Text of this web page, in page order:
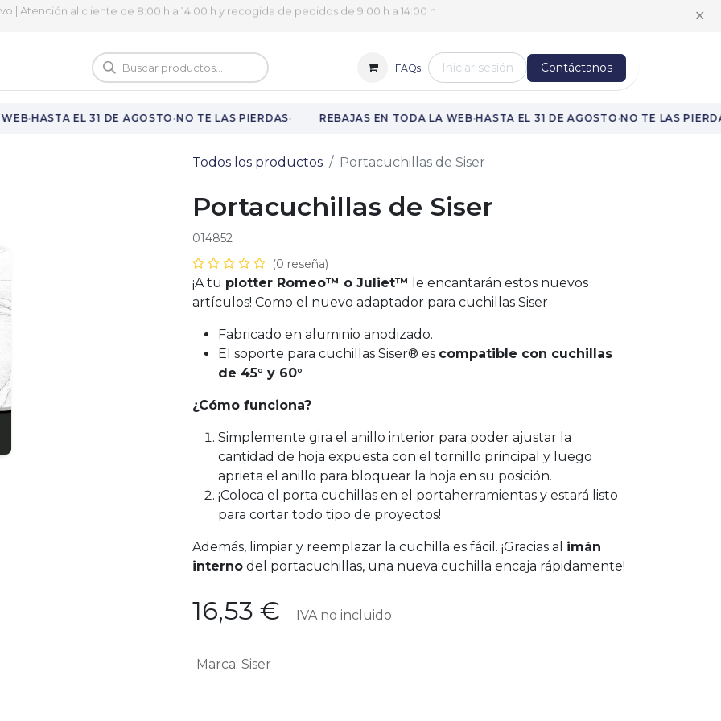
| Atención al cliente de 8:00 h a 14:00 h y recogida de pedidos de 9:00 h a 14:00 h ✕
Vuelta al cole FAQs Iniciar sesión Contáctanos
·HASTA EL 31 DE AGOSTO·NO TE LAS PIERDAS· REBAJAS EN TODA LA WEB·HASTA EL 31 DE AGOSTO·NO TE LAS
Todos los productos Portacuchillas de Siser
Portacuchillas de Siser
014852
(0 reseña)
¡A tu plotter Romeo™ o Juliet™ le encantarán estos nuevos
artículos! Como el nuevo adaptador para cuchillas Siser
Fabricado en aluminio anodizado.
El soporte para cuchillas Siser® es compatible con cuchillas
de 45° y 60°
¿Cómo funciona?
Simplemente gira el anillo interior para poder ajustar la
cantidad de hoja expuesta con el tornillo principal y luego
aprieta el anillo para bloquear la hoja en su posición.
¡Coloca el porta cuchillas en el portaherramientas y estará listo
para cortar todo tipo de proyectos!
Además, limpiar y reemplazar la cuchilla es fácil. ¡Gracias al imán
interno del portacuchillas, una nueva cuchilla encaja rápidamente!
16,53 € IVA no incluido
Marca: Siser